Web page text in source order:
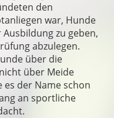
den
war, Hunde
zu geben,
abzulegen.
über die
über Meide
es der Name schon
an sportliche